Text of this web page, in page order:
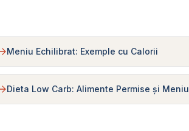
Meniu Echilibrat: Exemple cu Calorii
Dieta Low Carb: Alimente Permise și Meniu